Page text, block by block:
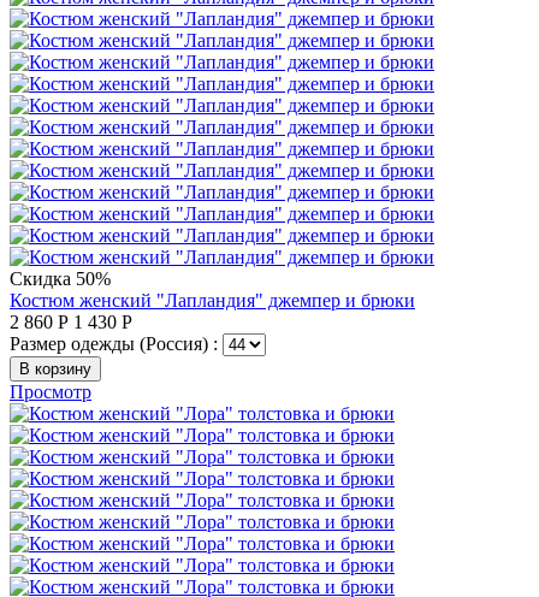
Скидка 50%
Костюм женский "Лапландия" джемпер и брюки
2 860 Р 1 430 Р
Размер одежды (Россия) :
В корзину
Просмотр